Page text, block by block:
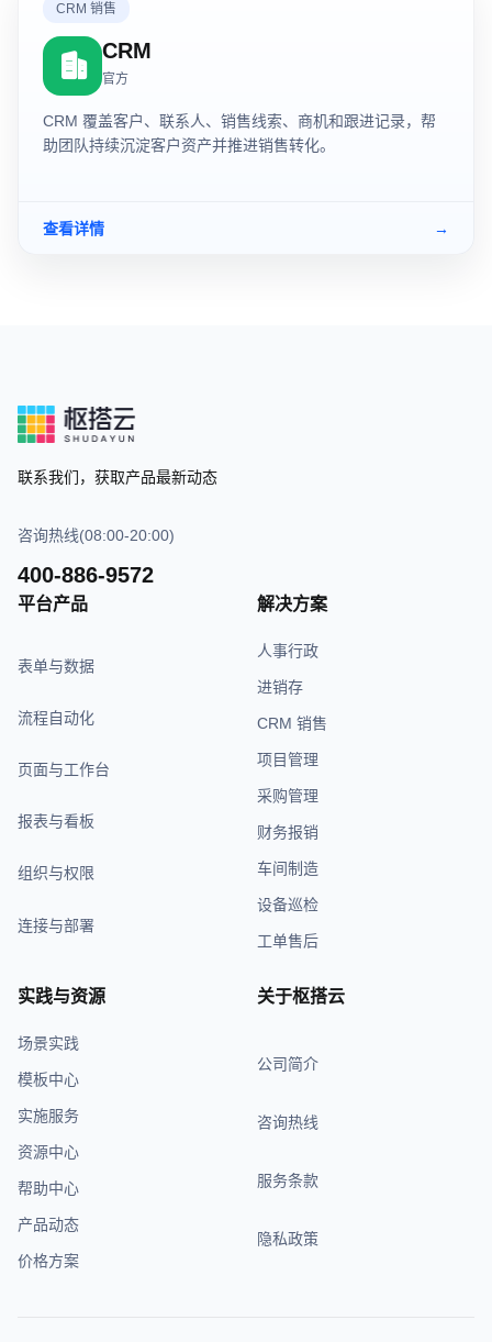
CRM 销售
CRM
官方
CRM 覆盖客户、联系人、销售线索、商机和跟进记录，帮
助团队持续沉淀客户资产并推进销售转化。
查看详情 →
联系我们，获取产品最新动态
咨询热线(08:00-20:00)
400-886-9572
平台产品
表单与数据
流程自动化
页面与工作台
报表与看板
组织与权限
连接与部署
解决方案
人事行政
进销存
CRM 销售
项目管理
采购管理
财务报销
车间制造
设备巡检
工单售后
实践与资源
场景实践
模板中心
实施服务
资源中心
帮助中心
产品动态
价格方案
关于枢搭云
公司简介
咨询热线
服务条款
隐私政策